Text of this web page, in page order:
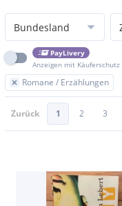
Bundesland
PayLivery
Anzeigen mit
Romane / Erzählungen
Zurück 1 2 3